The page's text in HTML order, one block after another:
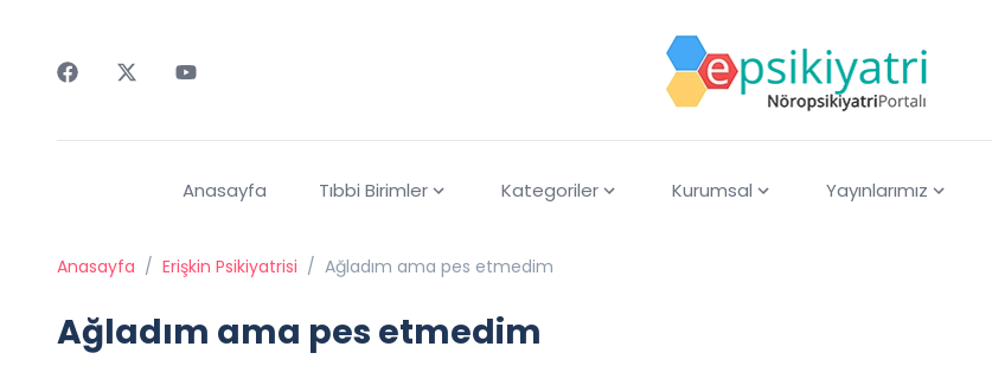
Anasayfa Tıbbi Birimler Kategoriler Kurumsal Yayınlarımız
Anasayfa / Erişkin Psikiyatrisi / Ağladım ama pes etmedim
Ağladım ama pes etmedim